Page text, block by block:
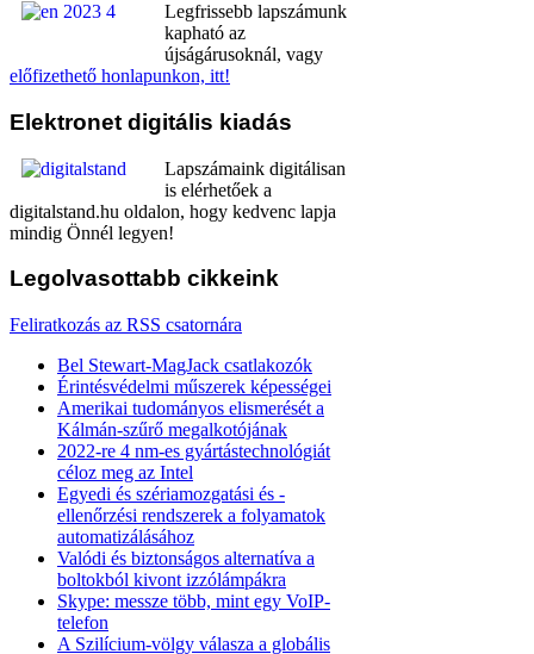
Legfrissebb lapszámunk
kapható az
újságárusoknál, vagy
előfizethető honlapunkon, itt!
Elektronet digitális kiadás
Lapszámaink digitálisan
is elérhetőek a
digitalstand.hu oldalon, hogy kedvenc lapja
mindig Önnél legyen!
Legolvasottabb cikkeink
Feliratkozás az RSS csatornára
Bel Stewart-MagJack csatlakozók
Érintésvédelmi műszerek képességei
Amerikai tudományos elismerését a
Kálmán-szűrő megalkotójának
2022-re 4 nm-es gyártástechnológiát
céloz meg az Intel
Egyedi és szériamozgatási és -
ellenőrzési rendszerek a folyamatok
automatizálásához
Valódi és biztonságos alternatíva a
boltokból kivont izzólámpákra
Skype: messze több, mint egy VoIP-
telefon
A Szilícium-völgy válasza a globális